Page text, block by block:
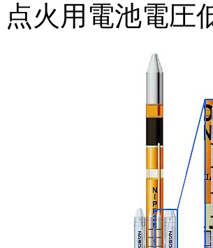
点火用電池電圧